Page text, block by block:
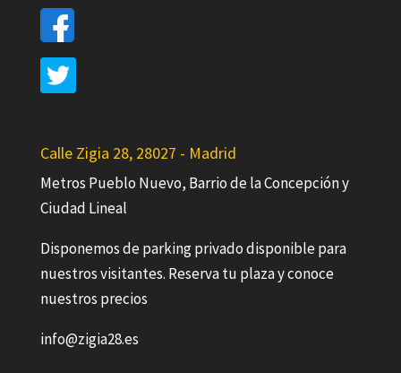
Calle Zigia 28, 28027 - Madrid
Metros Pueblo Nuevo, Barrio de la Concepción y
Ciudad Lineal
Disponemos de parking privado disponible para
nuestros visitantes. Reserva tu plaza y conoce
nuestros precios
info@zigia28.es